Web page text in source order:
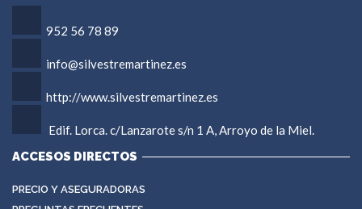
952 56 78 89
info@silvestremartinez.es
http://www.silvestremartinez.es
Edif. Lorca. c/Lanzarote s/n 1 A, Arroyo de la Miel.
ACCESOS DIRECTOS
PRECIO Y ASEGURADORAS